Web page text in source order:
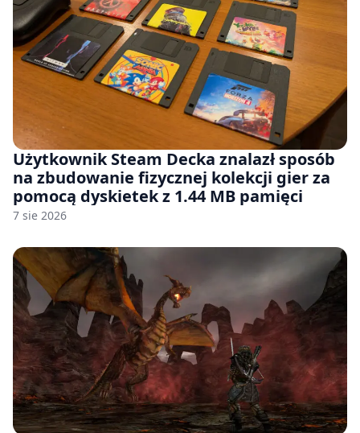
Użytkownik Steam Decka znalazł sposób
na zbudowanie fizycznej kolekcji gier za
pomocą dyskietek z 1.44 MB pamięci
7 sie 2026